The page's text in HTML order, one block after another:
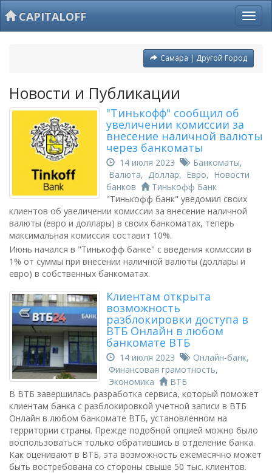
CAPITALOFF
Самара | Другой Город
Новости и Публикации
"Тинькофф" сообщил об
увеличении комиссии за
внесение наличной валюты
через банкоматы
14 июля 2023 Банкоматы,
Валюта, Доллар, Евро, Новости
банков
Тинькофф Банк
"Тинькофф банк" уведомил своих
клиентов об увеличении комиссии за внесение наличной
валюты (евро и доллары) в своих банкоматах, теперь
максимальная комиссия составит 10%.
Июнь начался в "Тинькофф банке" с введения комиссии в
1% от суммы при внесении наличной валюты (доллары и
евро) в собственных банкоматах.
Клиентам открыта
возможность
разблокировки доступа в
ВТБ Онлайн в любом
банкомате ВТБ
14 июля 2023 Онлайн-банк,
Финансовая грамотность,
Экономика
ВТБ
В ВТБ завершилась разработка сервиса, который поможет
клиентам банка с разблокировкой учетной записи в ВТБ
Онлайн в любом банкомате ВТБ, установленном на
территории страны. Прежде подобной опцией можно было
воспользоваться только обратившись в отделение банка.
Как оценивают в ВТБ, эта возможность ежемесячно может
быть востребована со стороны свыше 50 тыс. клиентов.